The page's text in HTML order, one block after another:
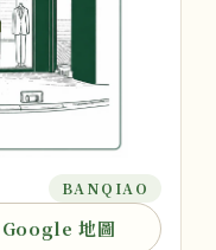
BANQIAO
Google 地圖